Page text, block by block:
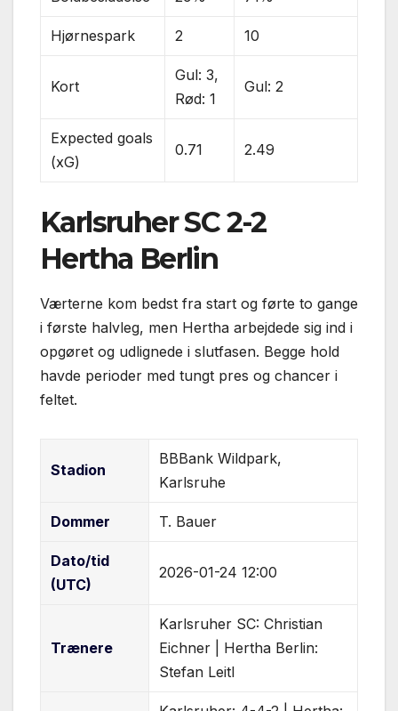
Hjørnespark 2 10
Kort
Gul: 3,
Rød: 1
Gul: 2
Expected goals
(xG)
0.71 2.49
Karlsruher SC 2-2
Hertha Berlin
Værterne kom bedst fra start og førte to gange
i første halvleg, men Hertha arbejdede sig ind i
opgøret og udlignede i slutfasen. Begge hold
havde perioder med tungt pres og chancer i
feltet.
Stadion
BBBank Wildpark,
Karlsruhe
Dommer T. Bauer
Dato/tid
(UTC)
2026-01-24 12:00
Trænere
Karlsruher SC: Christian
Eichner | Hertha Berlin:
Stefan Leitl